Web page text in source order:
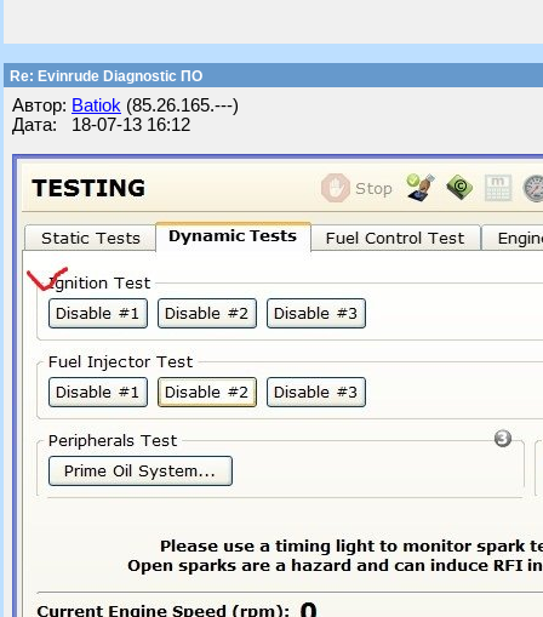
Re: Evinrude Diagnostic ПО
Автор: Batiok (85.26.165.---)
Дата: 18-07-13 16:12